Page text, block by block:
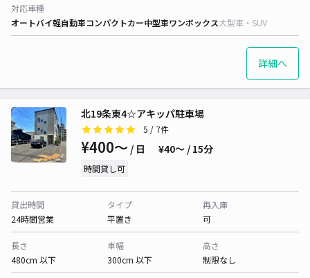
対応車種
オートバイ軽自動車コンパクトカー中型車ワンボックス大型車・SUV
詳細へ
北19条東4☆アキッパ駐車場
5 / 7件
¥400〜 / 日 ¥40〜 / 15分
時間貸し可
貸出時間
24時間営業
タイプ
平置き
再入庫
可
長さ
480cm 以下
車幅
300cm 以下
高さ
制限なし